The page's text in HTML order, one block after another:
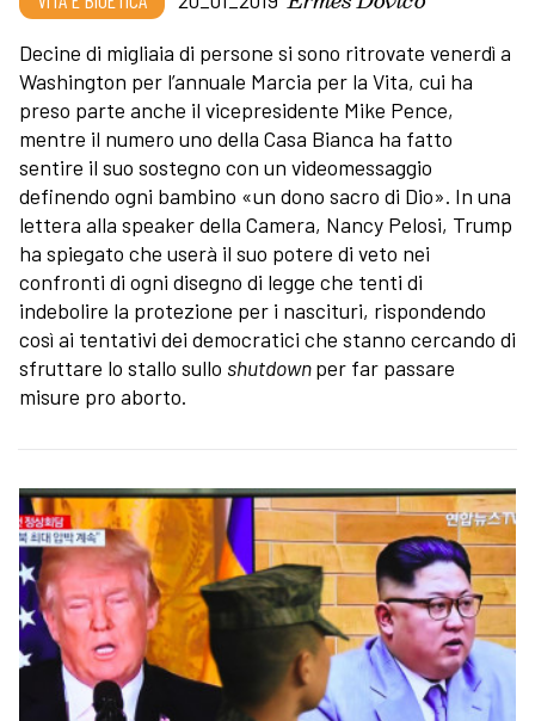
Decine di migliaia di persone si sono ritrovate venerdì a
Washington per l’annuale Marcia per la Vita, cui ha
preso parte anche il vicepresidente Mike Pence,
mentre il numero uno della Casa Bianca ha fatto
sentire il suo sostegno con un videomessaggio
definendo ogni bambino «un dono sacro di Dio». In una
lettera alla speaker della Camera, Nancy Pelosi, Trump
ha spiegato che userà il suo potere di veto nei
confronti di ogni disegno di legge che tenti di
indebolire la protezione per i nascituri, rispondendo
così ai tentativi dei democratici che stanno cercando di
sfruttare lo stallo sullo shutdownper far passare
misure pro aborto.